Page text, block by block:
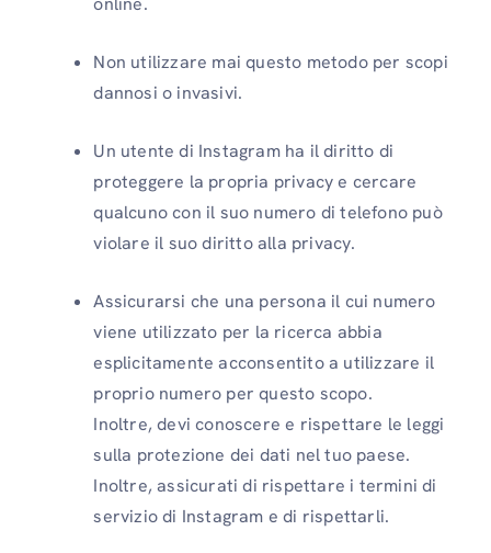
Non utilizzare mai questo metodo per scopi
dannosi o invasivi.
Un utente di Instagram ha il diritto di
proteggere la propria privacy e cercare
qualcuno con il suo numero di telefono può
violare il suo diritto alla privacy.
Assicurarsi che una persona il cui numero
viene utilizzato per la ricerca abbia
esplicitamente acconsentito a utilizzare il
proprio numero per questo scopo.
Inoltre, devi conoscere e rispettare le leggi
sulla protezione dei dati nel tuo paese.
Inoltre, assicurati di rispettare i termini di
servizio di Instagram e di rispettarli.